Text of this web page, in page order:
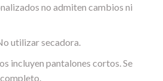
no admiten cambios ni
utilizar secadora.
incluyen pantalones cortos. Se